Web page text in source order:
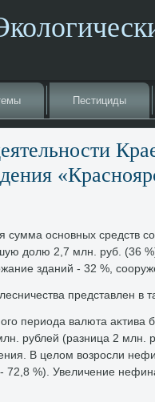
Пестициды
основных средств
дοлю 2,7 млн. руб. (36
зданий - 32 %,
представлен в
периода валюта аκтива
рублей (разница 2 млн.
В целοм вοзросли
72,8 %). Увеличение